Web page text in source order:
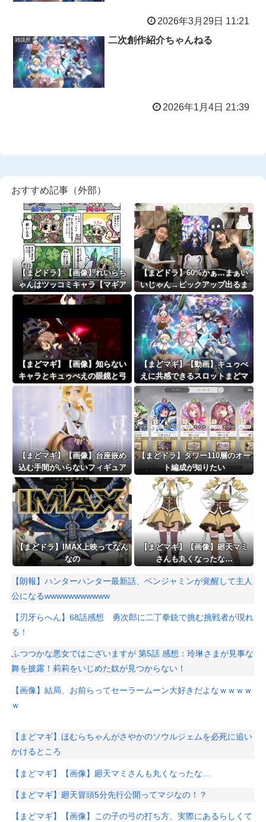
2026年3月29日 11:21
雑談所 二次創作紹介ちゃんねる
2026年1月4日 21:39
おすすめ記事（外部）
【まどドラ】【画像】れいらち
ゃんはツッコミキャラ【マギア
☆エトセトラ 第96話】
【まどドラ】60%かぁ…まぁい
いじゃん→ピックアップ出るま
で継続です！→！？！？
【まどマギ】【画像】知らない
キャラとキュゥべえの眼鏡と弓
が一緒…
【まどマギ】【動画】キュゥべ
えに共感できるスロットまどマ
ギ
【まどマギ】【画像】台座嵌め
込む手間がいらないフィギュア
っていいなと思うこの頃
【まどドラ】タワー110層のオー
ト編成が知りたい
【まどドラ】IMAX上映ってなん
なの
【まどマギ】【画像】廻天マミ
さんも丸くなったな…
【朗報】ハンターハンター最新話、ベンジャミンが覚醒して主人
公になるwwwwwwwwwww
【刃牙らへん】68話感想 勇次郎に二丁拳銃で挑む挑戦者が現れ
る！
ふつつかな悪女ではございますが 第5話 感想：玲琳さまが見事な
舞を披露！莉莉をいじめた奴が見つからない！
【画像】結局、お前らってセーラームーン大好きだよなｗｗｗｗ
ｗ
【まどマギ】ほむらちゃんがさやかのソウルジェムを必死に追い
かけるところ
【まどマギ】【画像】廻天マミさんも丸くなったな…
【まどマギ】廻天冒頭5分先行公開ってマジなの！？
【まどマギ】【画像】この子の弓の打ち方、実際にあるらしくて